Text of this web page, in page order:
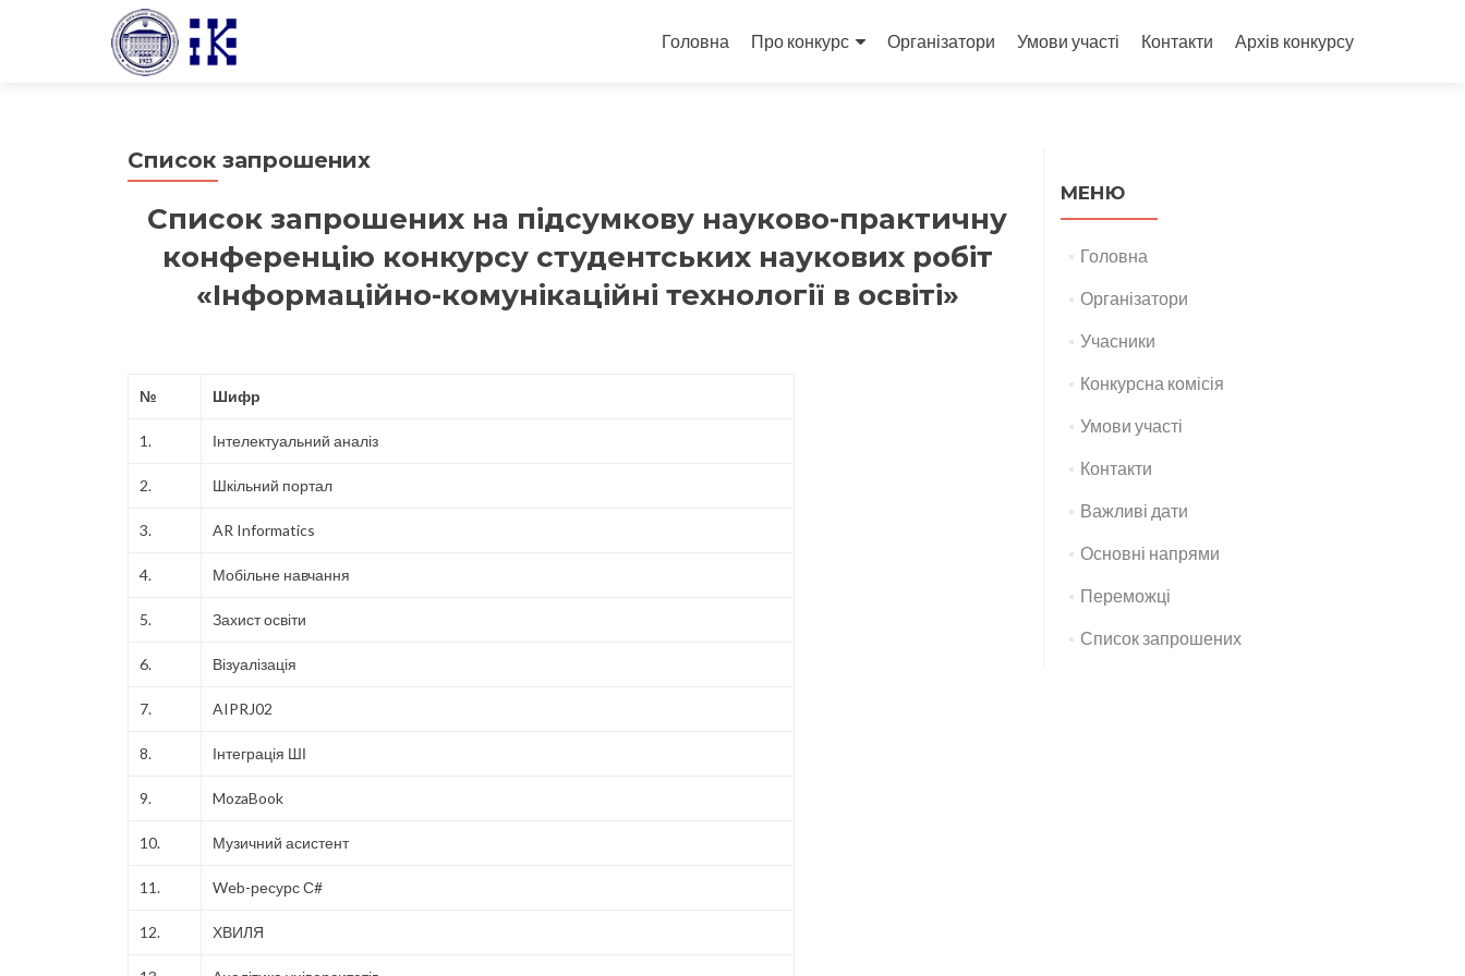
to
Головна Про конкурс Організатори Умови участі Контакти Архів конкурсу
Список запрошених
Список запрошених на підсумкову науково-практичну
конференцію конкурсу студентських наукових робіт
«Інформаційно-комунікаційні технології в освіті»
№ Шифр
1. Інтелектуальний аналіз
2. Шкільний портал
3. AR Informatics
4. Мобільне навчання
5. Захист освіти
6. Візуалізація
7. AIPRJ02
8. Інтеграція ШІ
9. MozaBook
10. Музичний асистент
11. Web-ресурс С#
12. ХВИЛЯ
МЕНЮ
Головна
Організатори
Учасники
Конкурсна комісія
Умови участі
Контакти
Важливі дати
Основні напрями
Переможці
Список запрошених